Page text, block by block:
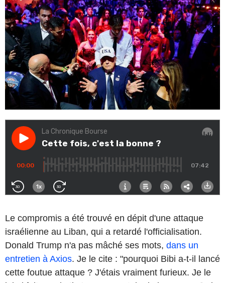
Le compromis a été trouvé en dépit d'une attaque
israélienne au Liban, qui a retardé l'officialisation.
Donald Trump n'a pas mâché ses mots, dans un
entretien à Axios. Je le cite : "pourquoi Bibi a-t-il lancé
cette foutue attaque ? J'étais vraiment furieux. Je le